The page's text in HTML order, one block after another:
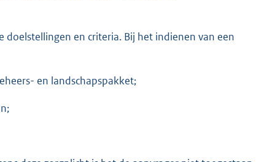
en criteria. Bij het indienen van een
en landschapspakket;